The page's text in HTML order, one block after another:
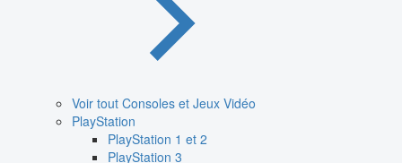
Voir tout Consoles et Jeux Vidéo
PlayStation
PlayStation 1 et 2
PlayStation 3